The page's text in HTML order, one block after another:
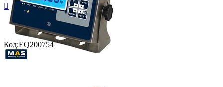

Код:EQ200754